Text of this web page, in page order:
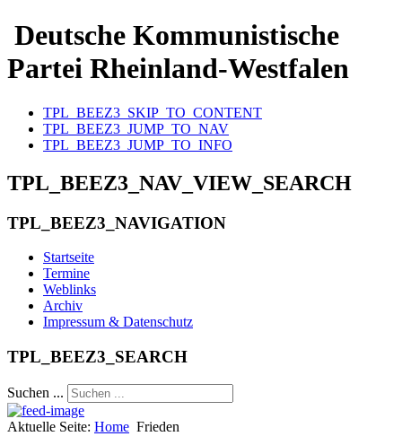
Deutsche Kommunistische
Partei Rheinland-Westfalen
TPL_BEEZ3_SKIP_TO_CONTENT
TPL_BEEZ3_JUMP_TO_NAV
TPL_BEEZ3_JUMP_TO_INFO
TPL_BEEZ3_NAV_VIEW_SEARCH
TPL_BEEZ3_NAVIGATION
Startseite
Termine
Weblinks
Archiv
Impressum & Datenschutz
TPL_BEEZ3_SEARCH
Suchen ...
Aktuelle Seite: Home Frieden